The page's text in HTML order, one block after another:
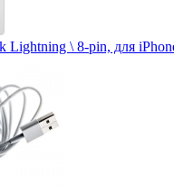
Lightning \ 8-pin, для